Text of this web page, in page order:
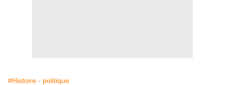
#Histoire - politique